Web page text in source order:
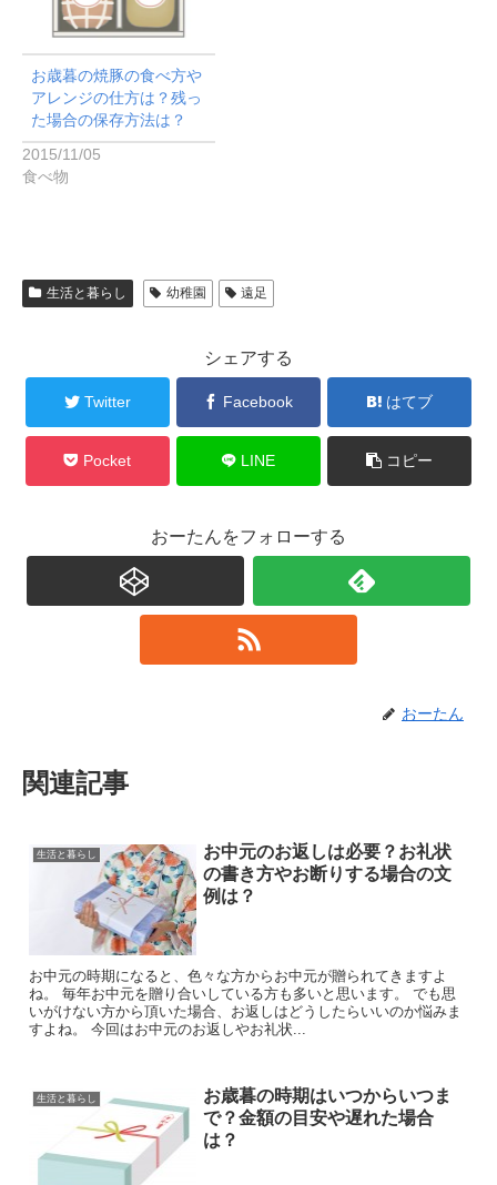
お歳暮の焼豚の食べ方や
アレンジの仕方は？残っ
た場合の保存方法は？
2015/11/05
食べ物
生活と暮らし 幼稚園 遠足
シェアする
Twitter Facebook はてブ
Pocket LINE コピー
おーたんをフォローする
おーたん
関連記事
生活と暮らし
お中元のお返しは必要？お礼状
の書き方やお断りする場合の文
例は？
お中元の時期になると、色々な方からお中元が贈られてきますよ
ね。 毎年お中元を贈り合いしている方も多いと思います。 でも思
いがけない方から頂いた場合、お返しはどうしたらいいのか悩みま
すよね。 今回はお中元のお返しやお礼状...
生活と暮らし
お歳暮の時期はいつからいつま
で？金額の目安や遅れた場合
は？